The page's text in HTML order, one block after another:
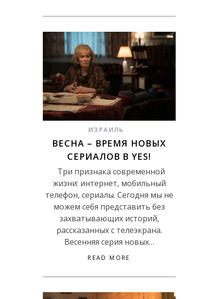
ИЗРАИЛЬ
ВЕСНА – ВРЕМЯ НОВЫХ
СЕРИАЛОВ В YES!
Три признака современной
жизни: интернет, мобильный
телефон, сериалы. Сегодня мы не
можем себя представить без
захватывающих историй,
рассказанных с телеэкрана.
Весенняя серия новых…
READ MORE